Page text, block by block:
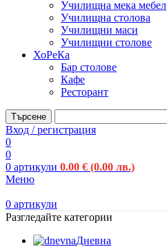
Училищна мека мебел
Училищна столова
Училищни маси
Училищни столове
ХоРеКа
Бар столове
Кафе
Ресторант
Търсене
Вход / регистрация
0
0
0 артикули 0.00 € (0.00 лв.)
Меню
0 артикули
Разгледайте категории
Дневна